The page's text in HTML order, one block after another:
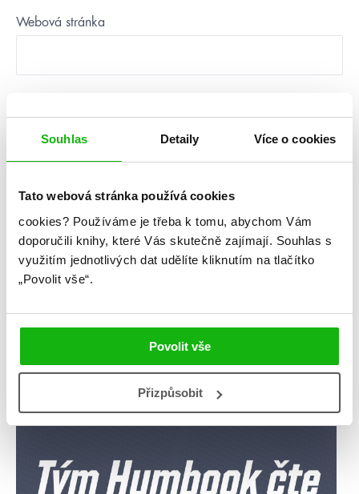
Souhlas Detaily Více o cookies
Tato webová stránka používá cookies
cookies? Používáme je třeba k tomu, abychom Vám
doporučili knihy, které Vás skutečně zajímají. Souhlas s
využitím jednotlivých dat udělíte kliknutím na tlačítko
„Povolit vše“.
Povolit vše
Přizpůsobit
Webová stránka
pro budoucí komentáře.
Kategorie
blog citáty humbookfest
rozhovory stahuj storki